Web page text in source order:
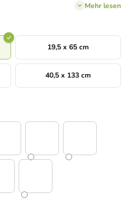
Mehr lesen
19,5 x 65 cm
40,5 x 133 cm